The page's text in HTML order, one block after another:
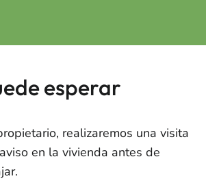
esperar
realizaremos una visita
en la vivienda antes de